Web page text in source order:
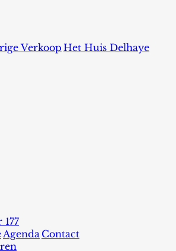
Verkoop Het Huis Delhaye
Agenda Contact